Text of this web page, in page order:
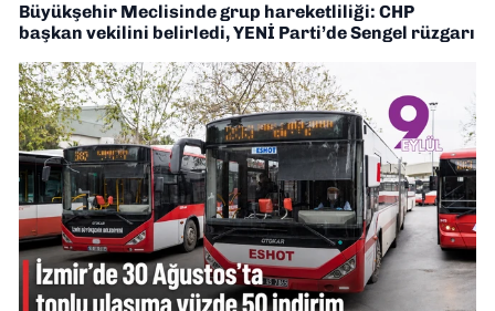
Büyükşehir Meclisinde grup hareketliliği: CHP
başkan vekilini belirledi, YENİ Parti’de Sengel rüzgarı